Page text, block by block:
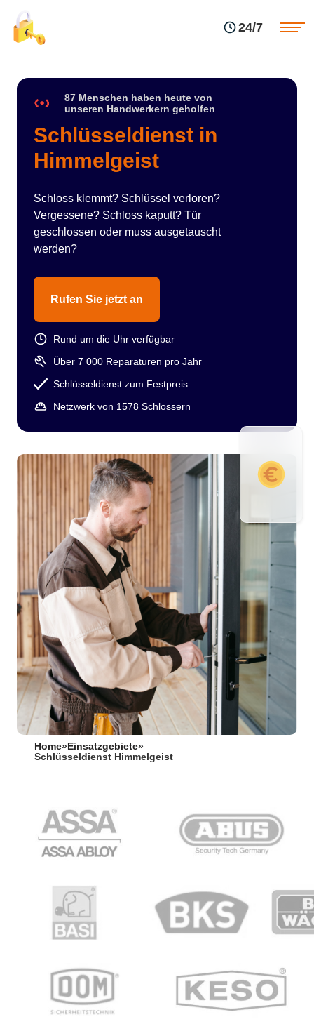
24/7
87 Menschen haben heute von
unseren Handwerkern geholfen
Schlüsseldienst in
Himmelgeist
Schloss klemmt? Schlüssel verloren?
Vergessene? Schloss kaputt? Tür
geschlossen oder muss ausgetauscht
werden?
Rufen Sie jetzt an
Rund um die Uhr verfügbar
Über 7 000 Reparaturen pro Jahr
Schlüsseldienst zum Festpreis
Netzwerk von 1578 Schlossern
Home» Einsatzgebiete»
Schlüsseldienst Himmelgeist